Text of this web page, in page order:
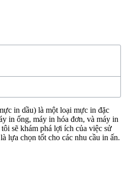
in dầu) là một loại mực in đặc
in ống, máy in hóa đơn, và máy in
sẽ khám phá lợi ích của việc sử
lựa chọn tốt cho các nhu cầu in ấn.